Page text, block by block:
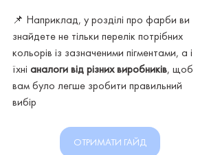
📌 Наприклад, у розділі про фарби ви
знайдете не тільки перелік потрібних
кольорів із зазначеними пігментами, а і
їхні аналоги від різних виробників, щоб
вам було легше зробити правильний
вибір
ОТРИМАТИ ГАЙД